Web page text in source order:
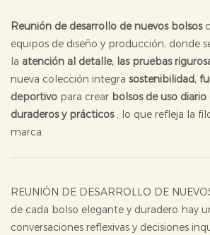
Reunión de desarrollo de nuevos bolsos
equipos de diseño y producción, donde
la atención al detalle, las pruebas
nueva colección integra sostenibilidad,
deportivo para crear bolsos de uso diario
duraderos y prácticos, lo que refleja la
marca.
REUNIÓN DE DESARROLLO DE
de cada bolso elegante y duradero hay
conversaciones reflexivas y decisiones